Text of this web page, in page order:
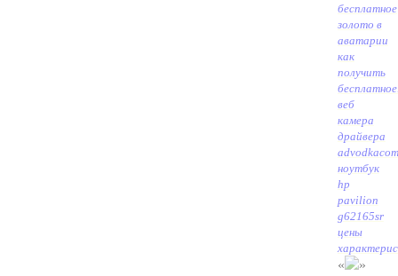
бесплатное
золото в
аватарии
как
получить
бесплатное
веб
камера
драйвера
advodkacom
ноутбук
hp
pavilion
g62165sr
цены